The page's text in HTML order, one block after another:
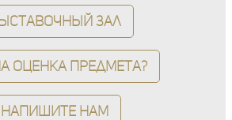
зал
оценка предмета?
Напишите нам